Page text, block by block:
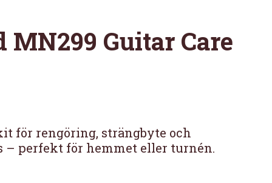
Guitar Care
för rengöring, strängbyte och
– perfekt för hemmet eller turnén.